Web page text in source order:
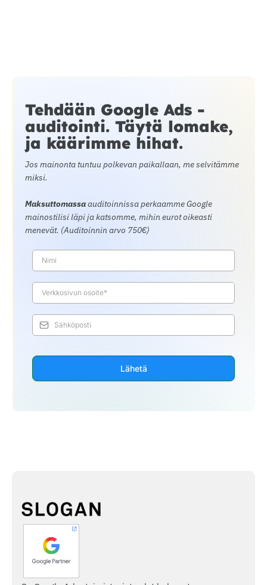
Tehdään Google Ads -
auditointi. Täytä lomake,
ja käärimme hihat.
Jos mainonta tuntuu polkevan paikallaan, me selvitämme
miksi.
Maksuttomassaauditoinnissa perkaamme Google
mainostilisi läpi ja katsomme, mihin eurot oikeasti
menevät. (Auditoinnin arvo 750€)
Lähetä